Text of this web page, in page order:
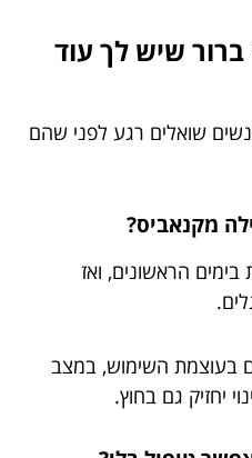
שיש לך עוד
שואלים רגע לפני שהם
מקנאביס?
הראשונים, ואז
בעוצמת השימוש, במצב
יחזיק גם בחוץ.